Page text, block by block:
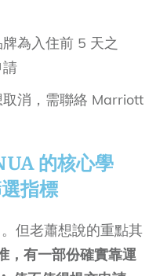
為入住前 5 天之
消，需聯絡 Marriott
的核心學
指標
但老蕭想說的重點其
，有一部份確實靠運